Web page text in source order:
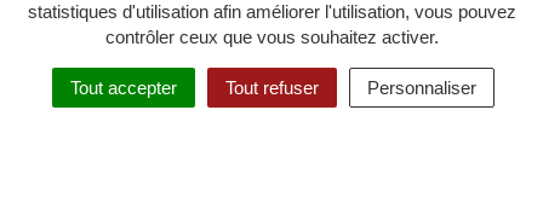
statistiques d'utilisation afin améliorer l'utilisation, vous pouvez
contrôler ceux que vous souhaitez activer.
Tout accepter Tout refuser Personnaliser
Politique de confidentialité
Crédits